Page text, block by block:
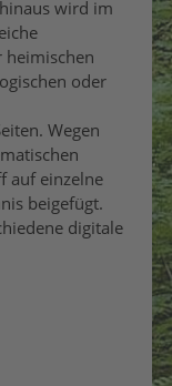
wird im
heimischen
oder
Wegen
auf einzelne
beigefügt.
digitale